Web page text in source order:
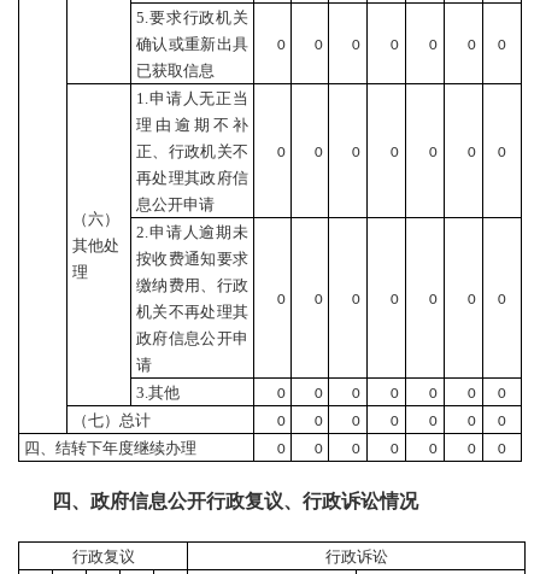
5.要求行政机关
确认或重新出具
已获取信息
0 0 0 0 0 0 0
（六）
其他处
理
1.申请人无正当
理由逾期不补
正、行政机关不
再处理其政府信
息公开申请
0 0 0 0 0 0 0
2.申请人逾期未
按收费通知要求
缴纳费用、行政
机关不再处理其
政府信息公开申
请
0 0 0 0 0 0 0
3.其他 0 0 0 0 0 0 0
（七）总计 0 0 0 0 0 0 0
四、结转下年度继续办理 0 0 0 0 0 0 0
四、政府信息公开行政复议、行政诉讼情况
行政复议 行政诉讼